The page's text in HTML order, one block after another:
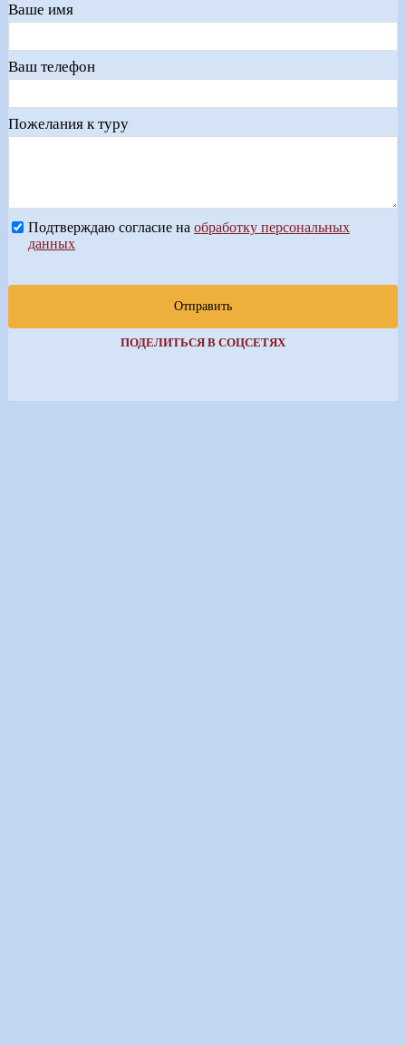
Ваше имя
Ваш телефон
Пожелания к туру
Подтверждаю согласие на обработку персональных
данных
Отправить
ПОДЕЛИТЬСЯ В СОЦСЕТЯХ